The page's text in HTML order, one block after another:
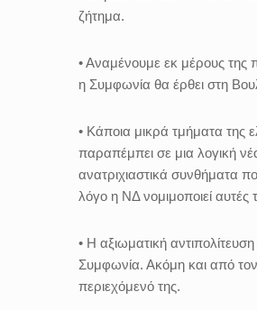
ζήτημα.
• Αναμένουμε εκ μέρους
η Συμφωνία θα έρθει στη
• Κάποια μικρά τμήματα της
παραπέμπει σε μια λογική
ανατριχιαστικά συνθήματα
λόγο η ΝΔ νομιμοποιεί αυτές
• Η αξιωματική
Συμφωνία. Ακόμη και από
περιεχόμενό της.